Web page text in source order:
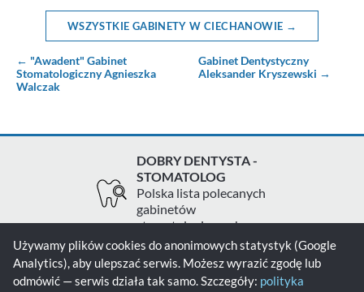
WSZYSTKIE GABINETY W CIECHANOWIE →
← "Awadent" Gabinet
Stomatologiczny Agnieszka
Walczak
Gabinet Dentystyczny
Aleksander Kryszewski →
DOBRY DENTYSTA -
STOMATOLOG
Polska lista polecanych
gabinetów
stomatologicznych
Zgłoś gabinet Kontakt Polityka prywatności
Używamy plików cookies do anonimowych statystyk (Google
Analytics), aby ulepszać serwis. Możesz wyrazić zgodę lub
odmówić — serwis działa tak samo. Szczegóły: polityka